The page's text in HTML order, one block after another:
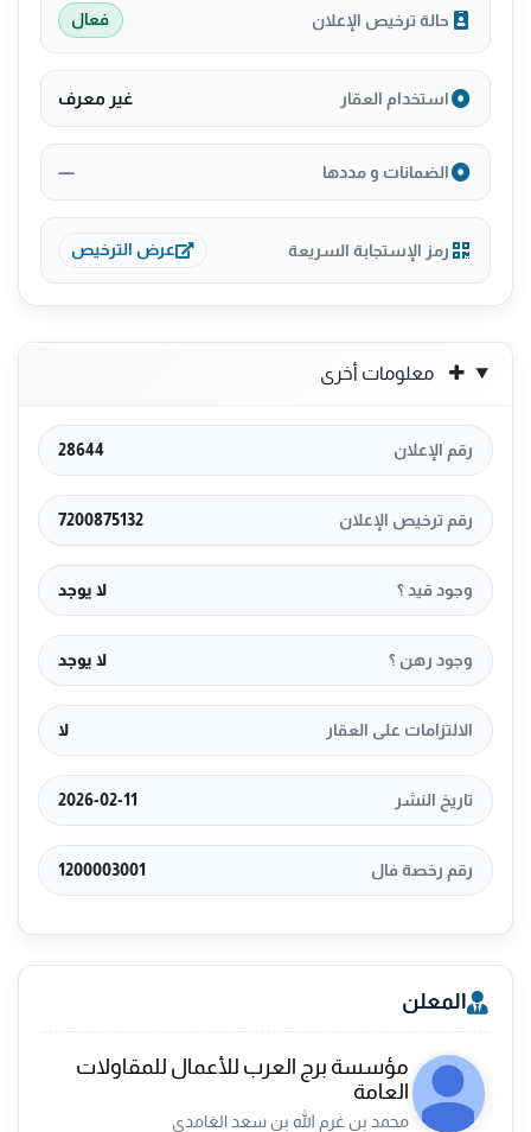
حالة ترخيص الإعلان فعال
استخدام العقار غير معرف
الضمانات و مددها —
رمز الإستجابة السريعة عرض الترخيص
معلومات أخرى
رقم الإعلان 28644
رقم ترخيص الإعلان 7200875132
وجود قيد ؟ لا يوجد
وجود رهن ؟ لا يوجد
الالتزامات على العقار لا
تاريخ النشر 2026-02-11
رقم رخصة فال 1200003001
المعلن
مؤسسة برج العرب للأعمال للمقاولات
العامة
محمد بن غرم الله بن سعد الغامدي